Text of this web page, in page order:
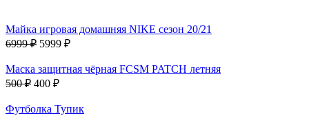
Майка игровая домашняя NIKE сезон 20/21
6999 ₽ 5999 ₽
Маска защитная чёрная FCSM PATCH летняя
500 ₽ 400 ₽
Футболка Тупик